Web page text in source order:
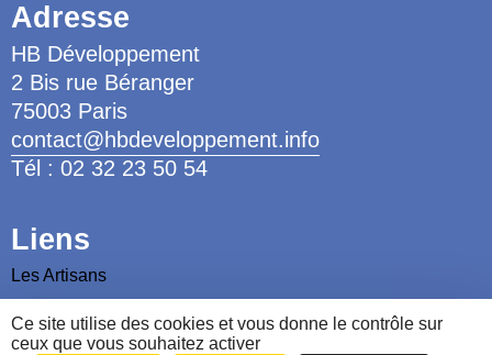
Ce site utilise des cookies et vous donne le contrôle sur
ceux que vous souhaitez activer
Adresse
HB Développement
2 Bis rue Béranger
75003 Paris
contact@hbdeveloppement.info
Tél : 02 32 23 50 54
Liens
Les Artisans
Nous contacter